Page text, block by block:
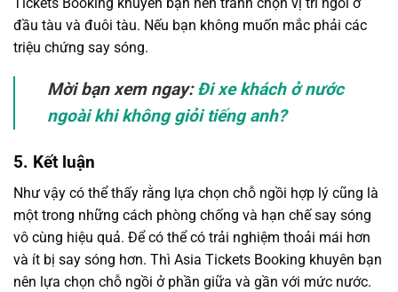
đầu tàu và đuôi tàu. Nếu bạn không muốn mắc phải các
triệu chứng say sóng.
Mời bạn xem ngay:Đi xe khách ở nước
ngoài khi không giỏi tiếng anh?
5. Kết luận
Như vậy có thể thấy rằng lựa chọn chỗ ngồi hợp lý cũng là
một trong những cách phòng chống và hạn chế say sóng
vô cùng hiệu quả. Để có thể có trải nghiệm thoải mái hơn
và ít bị say sóng hơn. Thì Asia Tickets Booking khuyên bạn
nên lựa chọn chỗ ngồi ở phần giữa và gần với mức nước.